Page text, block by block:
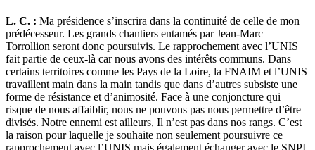
L. C. : Ma présidence s’inscrira dans la continuité de celle de mon
prédécesseur. Les grands chantiers entamés par Jean-Marc
Torrollion seront donc poursuivis. Le rapprochement avec l’UNIS
fait partie de ceux-là car nous avons des intérêts communs. Dans
certains territoires comme les Pays de la Loire, la FNAIM et l’UNIS
travaillent main dans la main tandis que dans d’autres subsiste une
forme de résistance et d’animosité. Face à une conjoncture qui
risque de nous affaiblir, nous ne pouvons pas nous permettre d’être
divisés. Notre ennemi est ailleurs, Il n’est pas dans nos rangs. C’est
la raison pour laquelle je souhaite non seulement poursuivre ce
rapprochement avec l’UNIS mais également échanger avec le SNPI.